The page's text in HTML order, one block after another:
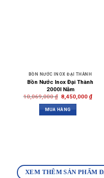
BỒN NƯỚC INOX ĐẠI THÀNH
Bồn Nước Inox Đại Thành
2000l Nằm
10,069,000₫ 8,450,000₫
MUA HÀNG
XEM THÊM SẢN PHẨM